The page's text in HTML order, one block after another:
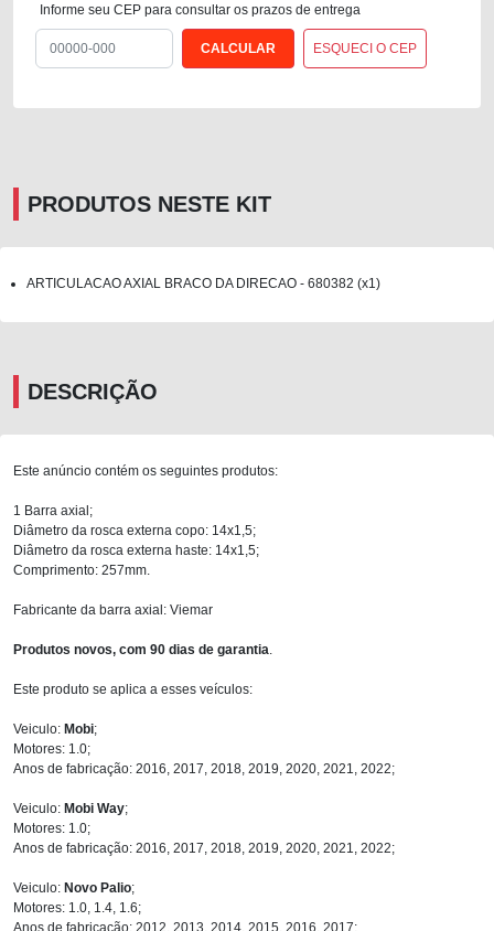
Informe seu CEP para consultar os prazos de entrega
ESQUECI O CEP
PRODUTOS NESTE KIT
ARTICULACAO AXIAL BRACO DA DIRECAO - 680382 (x1)
DESCRIÇÃO
Este anúncio contém os seguintes produtos:
1 Barra axial;
Diâmetro da rosca externa copo: 14x1,5;
Diâmetro da rosca externa haste: 14x1,5;
Comprimento: 257mm.
Fabricante da barra axial: Viemar
Produtos novos, com 90 dias de garantia
Este produto se aplica a esses veículos:
Veiculo: Mobi;
Motores: 1.0;
Anos de fabricação: 2016, 2017, 2018, 2019, 2020, 2021, 2022;
Veiculo: Mobi Way;
Motores: 1.0;
Anos de fabricação: 2016, 2017, 2018, 2019, 2020, 2021, 2022;
Veiculo: Novo Palio;
Motores: 1.0, 1.4, 1.6;
Anos de fabricação: 2012, 2013, 2014, 2015, 2016, 2017;